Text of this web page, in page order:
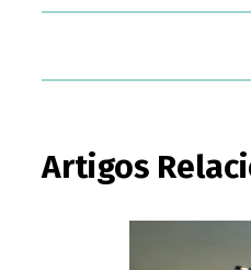
Artigos